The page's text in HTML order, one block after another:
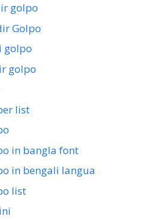
golpo
Golpo
golpo
golpo
list
in bangla font
in bengali langua
list